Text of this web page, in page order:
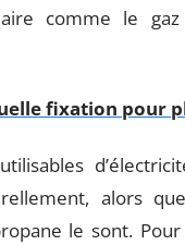
comme le
fixation pour
alors
le sont.